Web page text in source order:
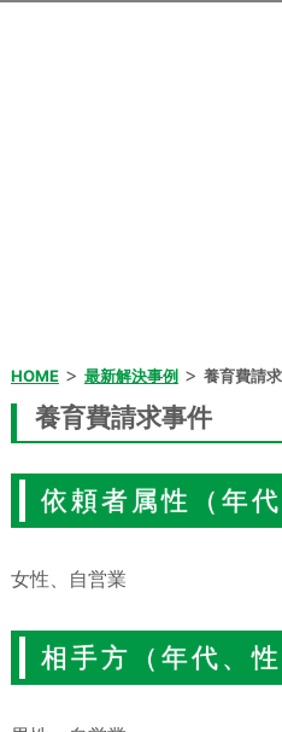
HOME> 最新解決事例> 養育費請
養育費請求事件
依頼者属性（年
女性、自営業
相手方（年代、性